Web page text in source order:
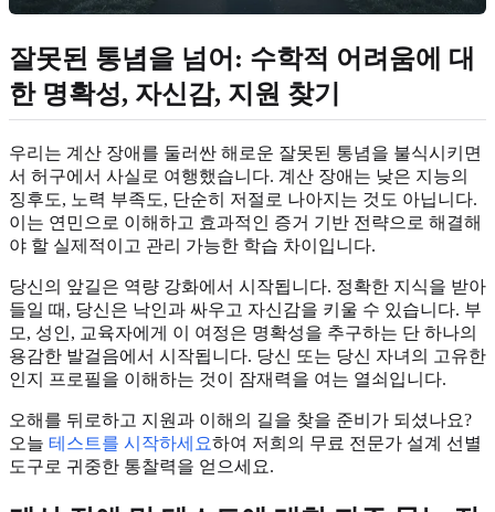
잘못된 통념을 넘어: 수학적 어려움에 대
한 명확성, 자신감, 지원 찾기
우리는 계산 장애를 둘러싼 해로운 잘못된 통념을 불식시키면
서 허구에서 사실로 여행했습니다. 계산 장애는 낮은 지능의
징후도, 노력 부족도, 단순히 저절로 나아지는 것도 아닙니다.
이는 연민으로 이해하고 효과적인 증거 기반 전략으로 해결해
야 할 실제적이고 관리 가능한 학습 차이입니다.
당신의 앞길은 역량 강화에서 시작됩니다. 정확한 지식을 받아
들일 때, 당신은 낙인과 싸우고 자신감을 키울 수 있습니다. 부
모, 성인, 교육자에게 이 여정은 명확성을 추구하는 단 하나의
용감한 발걸음에서 시작됩니다. 당신 또는 당신 자녀의 고유한
인지 프로필을 이해하는 것이 잠재력을 여는 열쇠입니다.
오해를 뒤로하고 지원과 이해의 길을 찾을 준비가 되셨나요?
오늘 테스트를 시작하세요하여 저희의 무료 전문가 설계 선별
도구로 귀중한 통찰력을 얻으세요.